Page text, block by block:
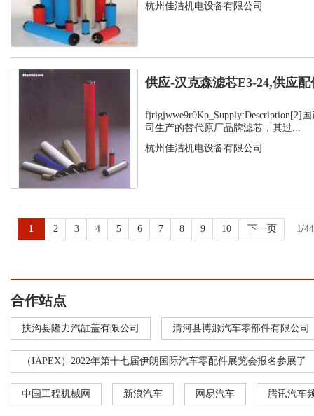
杭州佳洁机电设备有限公司
供应-汉克森滤芯E3-24,供应配
fjrigjwwe9r0Kp_Supply:Description[2]
司生产的替代原厂品牌滤芯，其过...
杭州佳洁机电设备有限公司
1 2 3 4 5 6 7 8 9 10 下一页 1/
合作站点
扶沟县隆力汽缸盖有限公司 清河县博源汽车零部件有限公司
（IAPEX）2022年第十七届伊朗国际汽车零配件展览会报名参展了
中国工程机械网 新浪汽车 网易汽车 腾讯汽车